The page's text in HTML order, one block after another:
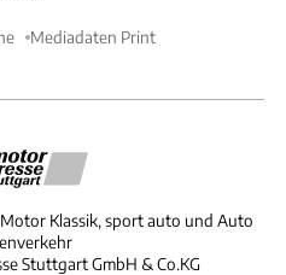
Mediadaten Print
Klassik, sport auto und Auto
Stuttgart GmbH & Co.KG